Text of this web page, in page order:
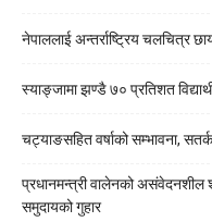
नेपाललाई अन्तर्राष्ट्रिय चलचित्र
स्याङ्जामा झण्डै ७० प्रतिशत
चट्याङसहित वर्षाको सम्भावना,
प्रधानमन्त्री वालेनको
समुदायको गुहार